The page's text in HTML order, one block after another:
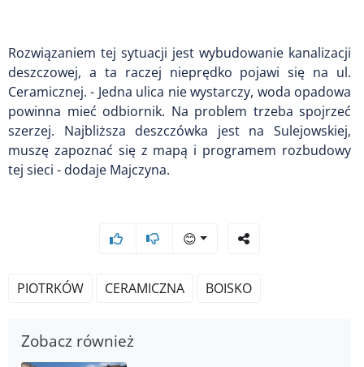
Rozwiązaniem tej sytuacji jest wybudowanie kanalizacji
deszczowej, a ta raczej nieprędko pojawi się na ul.
Ceramicznej. - Jedna ulica nie wystarczy, woda opadowa
powinna mieć odbiornik. Na problem trzeba spojrzeć
szerzej. Najbliższa deszczówka jest na Sulejowskiej,
muszę zapoznać się z mapą i programem rozbudowy
tej sieci - dodaje Majczyna.
😊
PIOTRKÓW CERAMICZNA BOISKO
Zobacz również